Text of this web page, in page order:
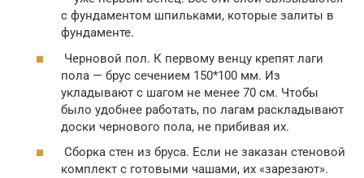
с фундаментом шпильками, которые залиты в
фундаменте.
Черновой пол. К первому венцу крепят лаги
пола — брус сечением 150*100 мм. Из
укладывают с шагом не менее 70 см. Чтобы
было удобнее работать, по лагам раскладывают
доски чернового пола, не прибивая их.
Сборка стен из бруса. Если не заказан стеновой
комплект с готовыми чашами, их «зарезают».